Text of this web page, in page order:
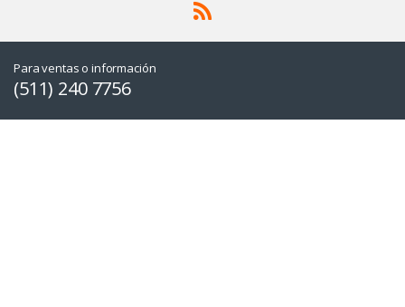
Para ventas o información
(511) 240 7756